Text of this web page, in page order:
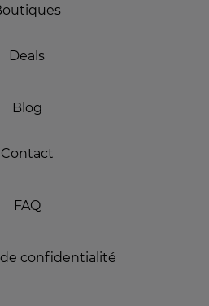
Deals
Blog
Contact
FAQ
confidentialité